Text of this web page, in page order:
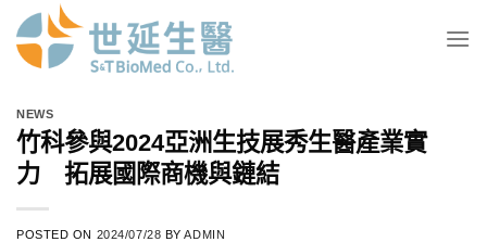
Skip
content
NEWS
竹科參與2024亞洲生技展秀生醫產業實
力 拓展國際商機與鏈結
POSTED ON 2024/07/28 BYADMIN